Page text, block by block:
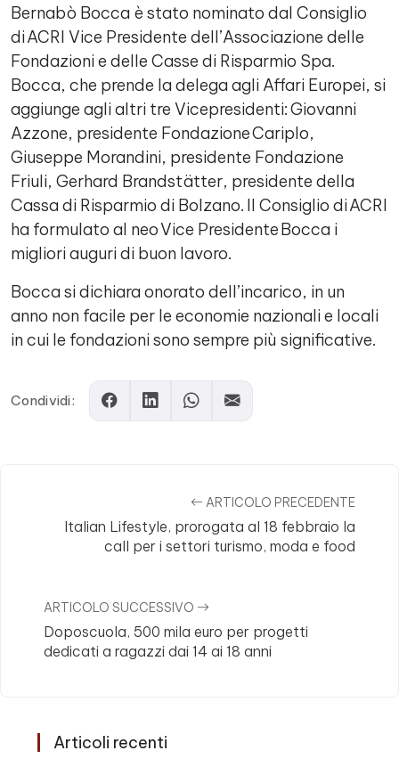
Bernabò Bocca è stato nominato dal Consiglio
di ACRI Vice Presidente dell’Associazione delle
Fondazioni e delle Casse di Risparmio Spa.
Bocca, che prende la delega agli Affari Europei, si
aggiunge agli altri tre Vicepresidenti: Giovanni
Azzone, presidente Fondazione Cariplo,
Giuseppe Morandini, presidente Fondazione
Friuli, Gerhard Brandstätter, presidente della
Cassa di Risparmio di Bolzano. Il Consiglio di ACRI
ha formulato al neo Vice Presidente Bocca i
migliori auguri di buon lavoro.
Bocca si dichiara onorato dell’incarico, in un
anno non facile per le economie nazionali e locali
in cui le fondazioni sono sempre più significative.
Condividi:
ARTICOLO PRECEDENTE
Italian Lifestyle, prorogata al 18 febbraio la
call per i settori turismo, moda e food
ARTICOLO SUCCESSIVO
Doposcuola, 500 mila euro per progetti
dedicati a ragazzi dai 14 ai 18 anni
Articoli recenti